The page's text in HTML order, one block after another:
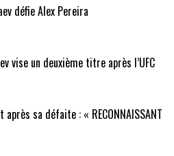
défie Alex Pereira
vise un deuxième titre après l’UFC
sa défaite : « RECONNAISSANT